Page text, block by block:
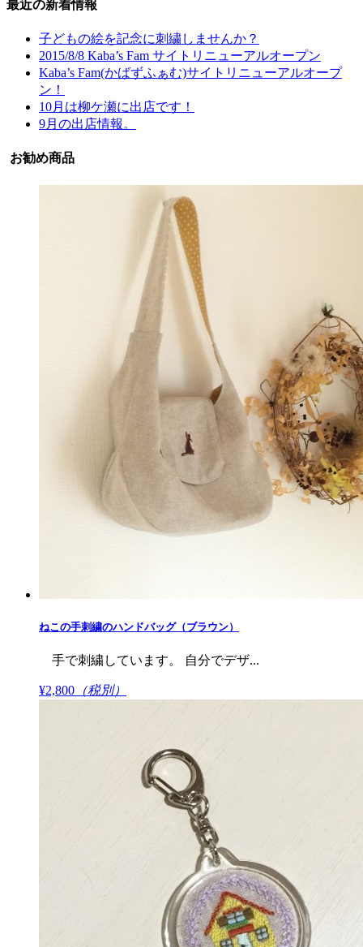
最近の新着情報
子どもの絵を記念に刺繍しませんか？
2015/8/8 Kaba’s Fam サイトリニューアルオープン
Kaba’s Fam(かばずふぁむ)サイトリニューアルオープ
ン！
10月は柳ケ瀬に出店です！
9月の出店情報。
お勧め商品
ねこの手刺繍のハンドバッグ（ブラウン）
手で刺繍しています。 自分でデザ...
¥2,800 （税別）